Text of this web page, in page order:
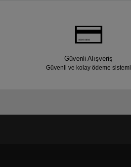
Güvenli Alışveriş
Güvenli ve kolay ödeme sistemi